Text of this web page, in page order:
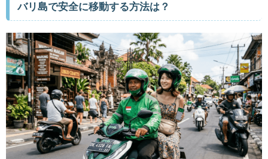
バリ島で安全に移動する方法は？